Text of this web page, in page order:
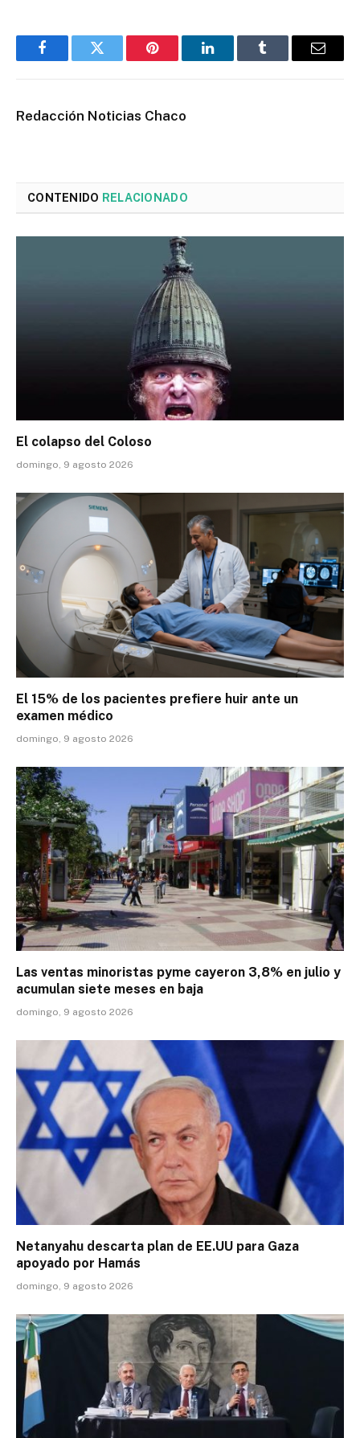
FacebookTwitter Pinterest LinkedInTumblr Email
Redacción Noticias Chaco
CONTENIDO RELACIONADO
El colapso del Coloso
domingo, 9 agosto 2026
El 15% de los pacientes prefiere huir ante un
examen médico
domingo, 9 agosto 2026
Las ventas minoristas pyme cayeron 3,8% en julio y
acumulan siete meses en baja
domingo, 9 agosto 2026
Netanyahu descarta plan de EE.UU para Gaza
apoyado por Hamás
domingo, 9 agosto 2026